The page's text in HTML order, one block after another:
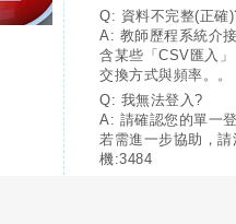
Q: 資料不完整(正確
A: 教師歷程系統介
含某些「CSV匯入
交換方式與頻率。。
Q: 我無法登入?
A: 請確認您的單一
若需進一步協助，
機:3484